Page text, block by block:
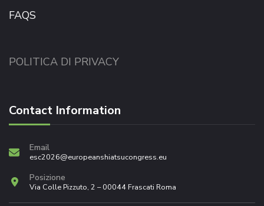
FAQS
POLITICA DI PRIVACY
Contact Information
Email
esc2026@europeanshiatsucongress.eu
Posizione
Via Colle Pizzuto, 2 – 00044 Frascati Roma